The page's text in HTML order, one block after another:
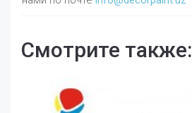
Смотрите также: